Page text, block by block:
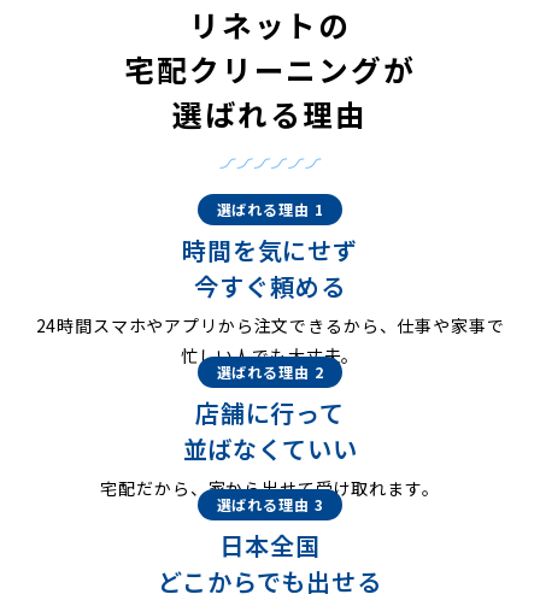
リネットの
宅配クリーニングが
選ばれる理由
選ばれる理由 1
時間を気にせず
今すぐ頼める
24時間スマホやアプリから注文できるから、仕事や家事で
忙しい人でも大丈夫。
選ばれる理由 2
店舗に行って
並ばなくていい
宅配だから、家から出せて受け取れます。
選ばれる理由 3
日本全国
どこからでも出せる